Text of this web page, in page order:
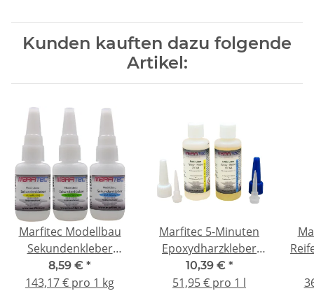
Kunden kauften dazu folgende
Artikel:
Marfitec Modellbau
Sekundenkleber
Nadelverschluss 3 x
20g SET - (dünn-,
8,59 € *
143,17 € pro 1 kg
Marfitec 5-Minuten
Epoxydharzkleber
200ml (Epoxidharz
100ml, Epoxidhärter
10,39 € *
51,95 € pro 1 l